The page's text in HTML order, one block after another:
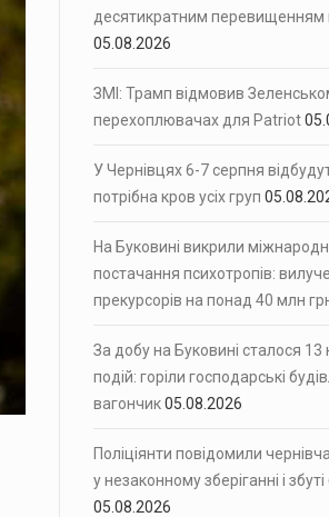
десятикратним перевищенням
05.08.2026
ЗМІ: Трамп відмовив
перехоплювачах для Patriot
У Чернівцях 6-7 серпня
потрібна кров усіх груп
На Буковині викрили
постачання психотропів:
прекурсорів на понад 40 млн
За добу на Буковині сталося
подій: горіли господарські
вагончик05.08.2026
Поліціянти повідомили
у незаконному зберіганні і
05.08.2026